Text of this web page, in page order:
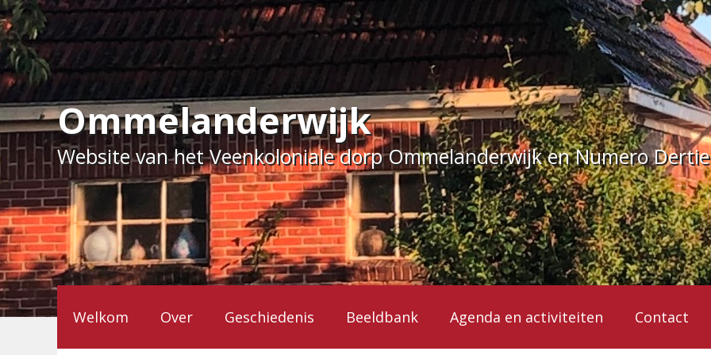
Ga
naar
de
inhoud
Ommelanderwijk
Website van het Veenkoloniale dorp Ommelanderwijk en Numero
Welkom Over Geschiedenis Beeldbank Agenda en activiteiten Contact